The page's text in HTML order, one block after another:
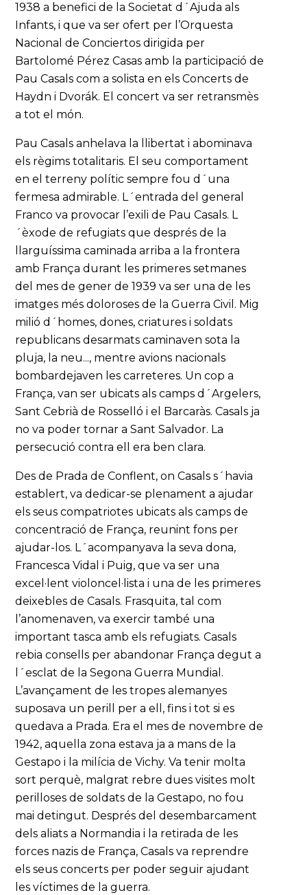
1938 a benefici de la Societat d´Ajuda als
Infants, i que va ser ofert per l’Orquesta
Nacional de Conciertos dirigida per
Bartolomé Pérez Casas amb la participació de
Pau Casals com a solista en els Concerts de
Haydn i Dvorák. El concert va ser retransmès
a tot el món.
Pau Casals anhelava la llibertat i abominava
els règims totalitaris. El seu comportament
en el terreny polític sempre fou d´una
fermesa admirable. L´entrada del general
Franco va provocar l’exili de Pau Casals. L
´èxode de refugiats que després de la
llarguíssima caminada arriba a la frontera
amb França durant les primeres setmanes
del mes de gener de 1939 va ser una de les
imatges més doloroses de la Guerra Civil. Mig
milió d´homes, dones, criatures i soldats
republicans desarmats caminaven sota la
pluja, la neu..., mentre avions nacionals
bombardejaven les carreteres. Un cop a
França, van ser ubicats als camps d´Argelers,
Sant Cebrià de Rosselló i el Barcaràs. Casals ja
no va poder tornar a Sant Salvador. La
persecució contra ell era ben clara.
Des de Prada de Conflent, on Casals s´havia
establert, va dedicar-se plenament a ajudar
els seus compatriotes ubicats als camps de
concentració de França, reunint fons per
ajudar-los. L´acompanyava la seva dona,
Francesca Vidal i Puig, que va ser una
excel·lent violoncel·lista i una de les primeres
deixebles de Casals. Frasquita, tal com
l’anomenaven, va exercir també una
important tasca amb els refugiats. Casals
rebia consells per abandonar França degut a
l´esclat de la Segona Guerra Mundial.
L’avançament de les tropes alemanyes
suposava un perill per a ell, fins i tot si es
quedava a Prada. Era el mes de novembre de
1942, aquella zona estava ja a mans de la
Gestapo i la milícia de Vichy. Va tenir molta
sort perquè, malgrat rebre dues visites molt
perilloses de soldats de la Gestapo, no fou
mai detingut. Després del desembarcament
dels aliats a Normandia i la retirada de les
forces nazis de França, Casals va reprendre
els seus concerts per poder seguir ajudant
les víctimes de la guerra.